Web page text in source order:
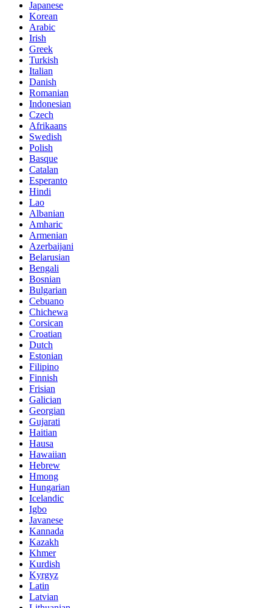
Japanese
Korean
Arabic
Irish
Greek
Turkish
Italian
Danish
Romanian
Indonesian
Czech
Afrikaans
Swedish
Polish
Basque
Catalan
Esperanto
Hindi
Lao
Albanian
Amharic
Armenian
Azerbaijani
Belarusian
Bengali
Bosnian
Bulgarian
Cebuano
Chichewa
Corsican
Croatian
Dutch
Estonian
Filipino
Finnish
Frisian
Galician
Georgian
Gujarati
Haitian
Hausa
Hawaiian
Hebrew
Hmong
Hungarian
Icelandic
Igbo
Javanese
Kannada
Kazakh
Khmer
Kurdish
Kyrgyz
Latin
Latvian